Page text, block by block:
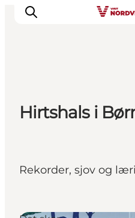
Byer og steder
Inspirasjon
Planlegg ferien
Hirtshals i
Rekorder, sjov og